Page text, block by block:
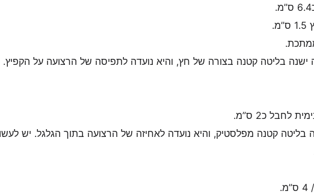
בליטה קטנה בצורה של חץ, והיא נועדה לתפיסה של הרצועה על הקפיץ.
לחבל כ2 ס”מ.
בליטה קטנה מפלסטיק, והיא נועדה לאחיזה של הרצועה בתוך הגלגל. יש